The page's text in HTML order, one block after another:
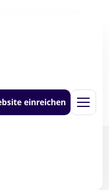
einreichen